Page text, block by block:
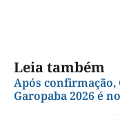
Leia também
Após confirmação,
Garopaba 2026 é